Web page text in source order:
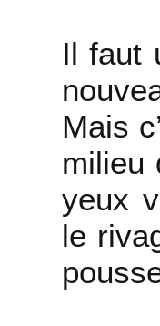
Il faut
Mais
milieu
yeux
le